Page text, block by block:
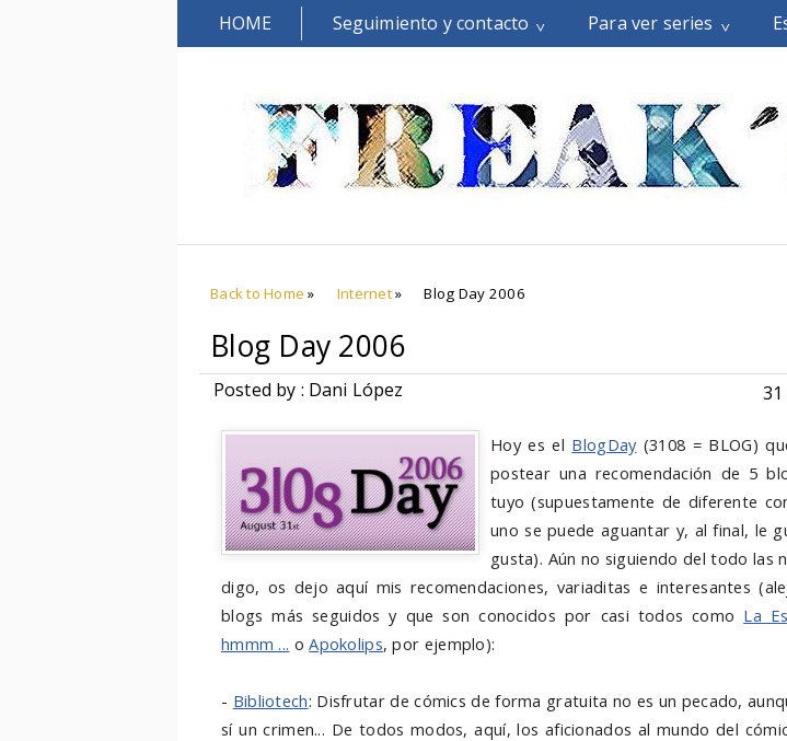
HOME Seguimiento y contacto Para ver series
Back to Home » Internet» Blog Day 2006
Blog Day 2006
Posted by : Dani López
Hoy es el BlogDay(3108 = BLOG)
postear una recomendación de 5
tuyo (supuestamente de diferente
uno se puede aguantar y, al final, le
gusta). Aún no siguiendo del todo las
digo, os dejo aquí mis recomendaciones, variaditas e interesantes
blogs más seguidos y que son conocidos por casi todos como La
hmmm ... oApokolips, por ejemplo):
- Bibliotech: Disfrutar de cómics de forma gratuita no es un pecado,
sí un crimen... De todos modos, aquí, los aficionados al mundo del